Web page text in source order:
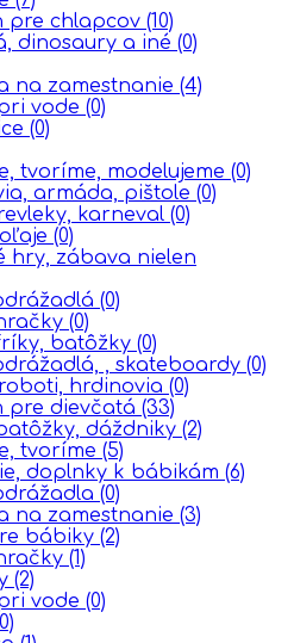
pre chlapcov (10)
dinosaury a iné (0)
na zamestnanie (4)
vode (0)
(0)
tvoríme, modelujeme (0)
armáda, pištole (0)
karneval (0)
(0)
hry, zábava nielen
(0)
(0)
batôžky (0)
, skateboardy (0)
hrdinovia (0)
pre dievčatá (33)
dáždniky (2)
tvoríme (5)
doplnky k bábikám (6)
(0)
na zamestnanie (3)
bábiky (2)
(1)
(2)
vode (0)